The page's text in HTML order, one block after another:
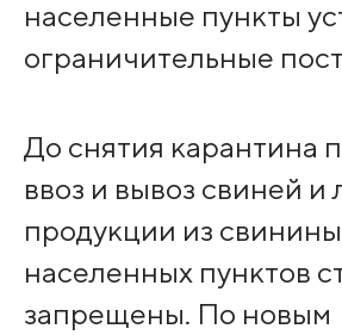
населенные пункты
ограничительные
До снятия карантина
ввоз и вывоз свиней и
продукции из
населенных пунктов
запрещены. По новым